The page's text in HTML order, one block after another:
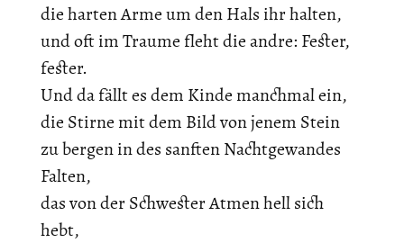
die harten Arme um den Hals ihr halten,
und oft im Traume fleht die andre: Fester,
fester.
Und da fällt es dem Kinde manchmal ein,
die Stirne mit dem Bild von jenem Stein
zu bergen in des sanften Nachtgewandes
Falten,
das von der Schwester Atmen hell sich
hebt,